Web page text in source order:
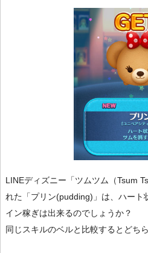
LINEディズニー「ツムツム（Tsum
れた「プリン(pudding)」は、ハート
イン稼ぎは出来るのでしょうか？
同じスキルのベルと比較するとどち